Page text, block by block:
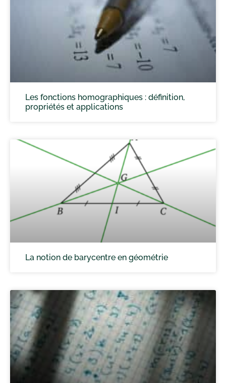
Les fonctions homographiques : définition,
propriétés et applications
La notion de barycentre en géométrie